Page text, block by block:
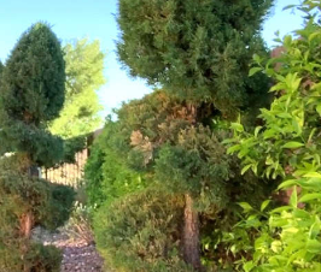
サイエントロジー･ボランティア･ミニ
スター